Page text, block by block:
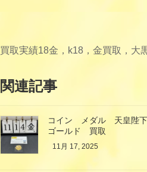
買取実績18金，k18，金買取，大
関連記事
コイン メダル 天皇陛
ゴールド 買取
11月 17, 2025